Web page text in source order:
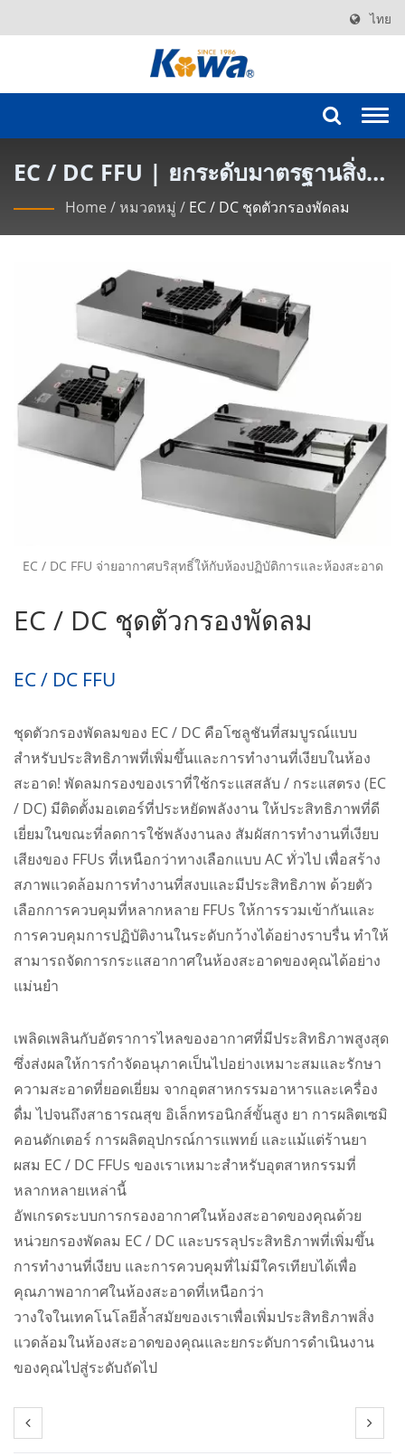
ไทย
EC / DC FFU | ยกระดับมาตรฐานสิ่ง
แวดล้อมด้วยชุดกรองพัดลม KOWA
Home/ หมวดหมู่ / EC / DC ชุดตัวกรองพัดลม
EC / DC FFU จ่ายอากาศบริสุทธิ์ให้กับห้องปฏิบัติการและห้องสะอาด
EC / DC ชุดตัวกรองพัดลม
EC / DC FFU
ชุดตัวกรองพัดลมของ EC / DC คือโซลูชันที่สมบูรณ์แบบ
สำหรับประสิทธิภาพที่เพิ่มขึ้นและการทำงานที่เงียบในห้อง
สะอาด! พัดลมกรองของเราที่ใช้กระแสสลับ / กระแสตรง (EC
/ DC) มีติดตั้งมอเตอร์ที่ประหยัดพลังงาน ให้ประสิทธิภาพที่ดี
เยี่ยมในขณะที่ลดการใช้พลังงานลง สัมผัสการทำงานที่เงียบ
เสียงของ FFUs ที่เหนือกว่าทางเลือกแบบ AC ทั่วไป เพื่อสร้าง
สภาพแวดล้อมการทำงานที่สงบและมีประสิทธิภาพ ด้วยตัว
เลือกการควบคุมที่หลากหลาย FFUs ให้การรวมเข้ากันและ
การควบคุมการปฏิบัติงานในระดับกว้างได้อย่างราบรื่น ทำให้
สามารถจัดการกระแสอากาศในห้องสะอาดของคุณได้อย่าง
แม่นยำ
เพลิดเพลินกับอัตราการไหลของอากาศที่มีประสิทธิภาพสูงสุด
ซึ่งส่งผลให้การกำจัดอนุภาคเป็นไปอย่างเหมาะสมและรักษา
ความสะอาดที่ยอดเยี่ยม จากอุตสาหกรรมอาหารและเครื่อง
ดื่ม ไปจนถึงสาธารณสุข อิเล็กทรอนิกส์ขั้นสูง ยา การผลิตเซมิ
คอนดักเตอร์ การผลิตอุปกรณ์การแพทย์ และแม้แต่ร้านยา
ผสม EC / DC FFUs ของเราเหมาะสำหรับอุตสาหกรรมที่
หลากหลายเหล่านี้
อัพเกรดระบบการกรองอากาศในห้องสะอาดของคุณด้วย
หน่วยกรองพัดลม EC / DC และบรรลุประสิทธิภาพที่เพิ่มขึ้น
การทำงานที่เงียบ และการควบคุมที่ไม่มีใครเทียบได้เพื่อ
คุณภาพอากาศในห้องสะอาดที่เหนือกว่า
วางใจในเทคโนโลยีล้ำสมัยของเราเพื่อเพิ่มประสิทธิภาพสิ่ง
แวดล้อมในห้องสะอาดของคุณและยกระดับการดำเนินงาน
ของคุณไปสู่ระดับถัดไป